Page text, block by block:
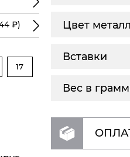
₽)
17
Цвет
Вставки
Вес в